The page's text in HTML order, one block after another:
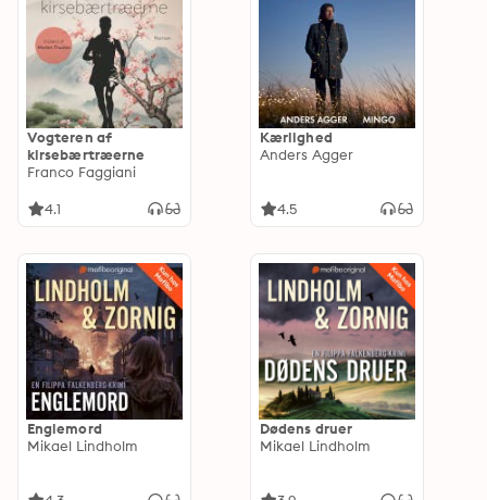
Vogteren af
kirsebærtræerne
Franco Faggiani
4.1
Kærlighed
Anders Agger
4.5
Englemord
Mikael Lindholm
Dødens druer
Mikael Lindholm